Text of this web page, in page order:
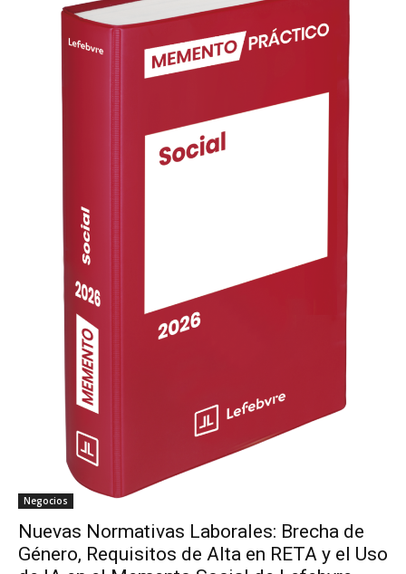
Negocios
Nuevas Normativas Laborales: Brecha de
Género, Requisitos de Alta en RETA y el Uso